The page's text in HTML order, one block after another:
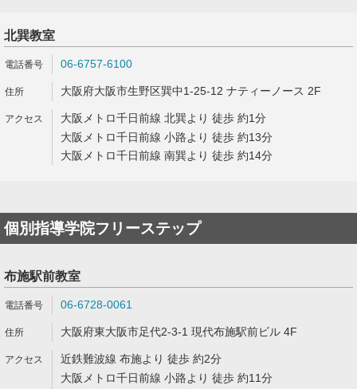
北巽教室
06-6757-6100
大阪府大阪市生野区巽中1-25-12 ナティーノース 2F
大阪メトロ千日前線 北巽より 徒歩 約1分
大阪メトロ千日前線 小路より 徒歩 約13分
大阪メトロ千日前線 南巽より 徒歩 約14分
個別指導学院フリーステップ
布施駅前教室
06-6728-0061
大阪府東大阪市足代2-3-1 現代布施駅前ビル 4F
近鉄難波線 布施より 徒歩 約2分
大阪メトロ千日前線 小路より 徒歩 約11分